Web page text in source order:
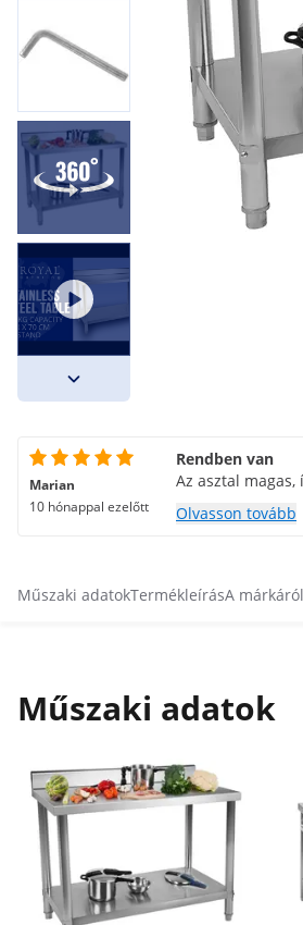
Marian
10 hónappal ezelőtt
Rendben van
Az asztal
Olvasson tovább
Műszaki adatokTermékleírásA márkáról
Műszaki adatok